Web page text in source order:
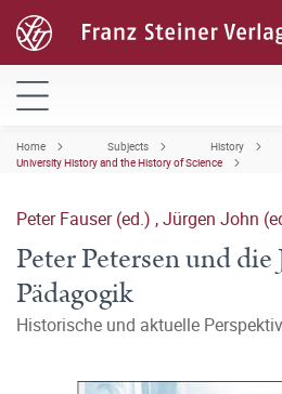
Home Subjects
History
University History and the History of Science
Peter Fauser (ed.) ,Jürgen John
Peter Petersen und die
Pädagogik
Historische und aktuelle